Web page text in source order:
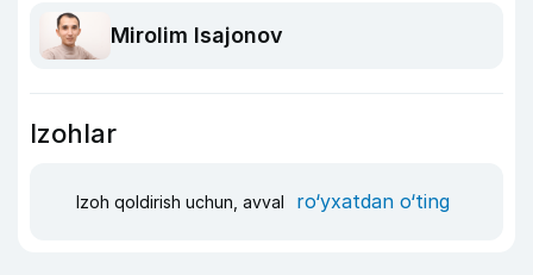
Mirolim Isajonov
Izohlar
Izoh qoldirish uchun, avval ro‘yxatdan o‘ting